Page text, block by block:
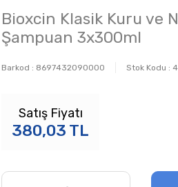
Bioxcin Klasik Kuru ve
Şampuan 3x300ml
Barkod : 8697432090000 Stok Kodu :
Satış Fiyatı
380,03 TL